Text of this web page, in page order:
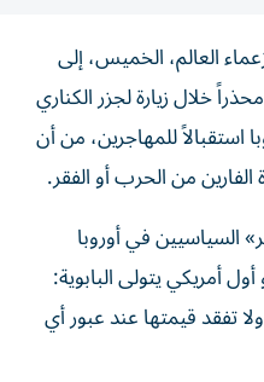
العالم، الخميس، إلى
خلال زيارة لجزر الكناري
‌استقبالاً للمهاجرين، من أن
من الحرب أو الفقر.
⁠السياسيين في أوروبا
أمريكي يتولى ‌البابوية:
‌تفقد قيمتها عند عبور أي